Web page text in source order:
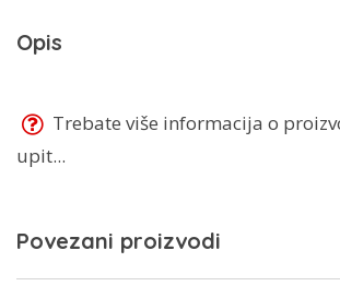
količina
Opis
Trebate više informacija o
upit...
Povezani proizvodi